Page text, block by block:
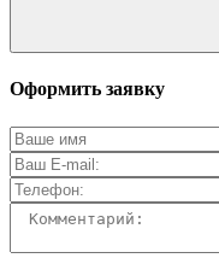
Оформить заявку